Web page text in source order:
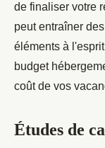
de finaliser votre
peut entraîner
éléments à
budget
coût de vos
Études de